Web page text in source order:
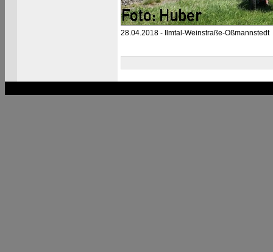
28.04.2018 - Ilmtal-Weinstraße-Oßmannstedt